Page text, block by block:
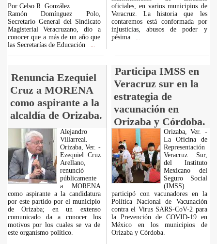
Por Celso R. González.
Ramón Domínguez Polo,
Secretario General del Sindicato
Magisterial Veracruzano, dio a
conocer que a más de un año que
las Secretarías de Educación
oficiales, en varios municipios de
Veracruz. La historia que les
contaremos está conformada por
injusticias, abusos de poder y
pésima
Renuncia Ezequiel
Cruz a MORENA
como aspirante a la
alcaldía de Orizaba.
Participa IMSS en
Veracruz sur en la
estrategia de
vacunación en
Orizaba y Córdoba.
Alejandro
Villarreal.
Orizaba, Ver. -
Ezequiel Cruz
Arellano,
renunció
públicamente
a MORENA
como aspirante a la candidatura
por este partido por el municipio
de Orizaba; en un extenso
comunicado da a conocer los
motivos por los cuales se va de
este organismo político.
Orizaba, Ver. -
La Oficina de
Representación
Veracruz Sur,
del Instituto
Mexicano del
Seguro Social
(IMSS)
participó con vacunadores en la
Política Nacional de Vacunación
contra el Virus SARS-CoV-2 para
la Prevención de COVID-19 en
México en los municipios de
Orizaba y Córdoba.